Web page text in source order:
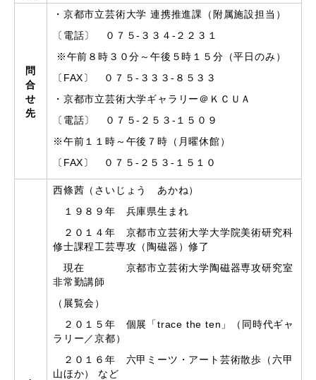
問
合
せ
先
・京都市立芸術大学 連携推進課（附属施設担当）
〔電話〕 ０７５-３３４-２２３１
※午前８時３０分～午後５時１５分（平日のみ）
〔FAX〕 ０７５-３３３-８５３３
・京都市立芸術大学ギャラリー＠ＫＣＵＡ
〔電話〕 ０７５-２５３-１５０９
※午前１１時～午後７時（月曜休館）
〔FAX〕 ０７５-２５３-１５１０
西條茜（さいじょう あかね）
１９８９年 兵庫県生まれ
２０１４年 京都市立芸術大学大学院美術研究科
修士課程工芸専攻（陶磁器）修了
現在 京都市立芸術大学陶磁器専攻研究室
非常勤講師
（展覧会）
２０１５年 個展「trace the ten」（同時代ギャ
ラリー／京都）
２０１６年 六甲ミーツ・アート芸術散歩（六甲
山ほか） など